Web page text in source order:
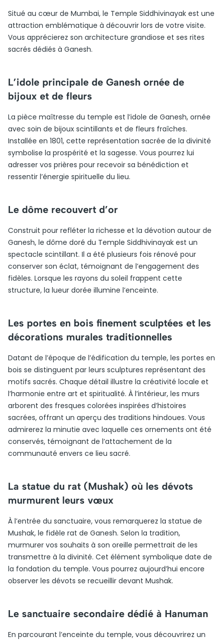
Situé au cœur de Mumbai, le Temple Siddhivinayak est une
attraction emblématique à découvrir lors de votre visite.
Vous apprécierez son architecture grandiose et ses rites
sacrés dédiés à Ganesh.
L’idole principale de Ganesh ornée de
bijoux et de fleurs
La pièce maîtresse du temple est l’idole de Ganesh, ornée
avec soin de bijoux scintillants et de fleurs fraîches.
Installée en 1801, cette représentation sacrée de la divinité
symbolise la prospérité et la sagesse. Vous pourrez lui
adresser vos prières pour recevoir sa bénédiction et
ressentir l’énergie spirituelle du lieu.
Le dôme recouvert d’or
Construit pour refléter la richesse et la dévotion autour de
Ganesh, le dôme doré du Temple Siddhivinayak est un
spectacle scintillant. Il a été plusieurs fois rénové pour
conserver son éclat, témoignant de l’engagement des
fidèles. Lorsque les rayons du soleil frappent cette
structure, la lueur dorée illumine l’enceinte.
Les portes en bois finement sculptées et les
décorations murales traditionnelles
Datant de l’époque de l’édification du temple, les portes en
bois se distinguent par leurs sculptures représentant des
motifs sacrés. Chaque détail illustre la créativité locale et
l’harmonie entre art et spiritualité. À l’intérieur, les murs
arborent des fresques colorées inspirées d’histoires
sacrées, offrant un aperçu des traditions hindoues. Vous
admirerez la minutie avec laquelle ces ornements ont été
conservés, témoignant de l’attachement de la
communauté envers ce lieu sacré.
La statue du rat (Mushak) où les dévots
murmurent leurs vœux
À l’entrée du sanctuaire, vous remarquerez la statue de
Mushak, le fidèle rat de Ganesh. Selon la tradition,
murmurer vos souhaits à son oreille permettrait de les
transmettre à la divinité. Cet élément symbolique date de
la fondation du temple. Vous pourrez aujourd’hui encore
observer les dévots se recueillir devant Mushak.
Le sanctuaire secondaire dédié à Hanuman
En parcourant l’enceinte du temple, vous découvrirez un